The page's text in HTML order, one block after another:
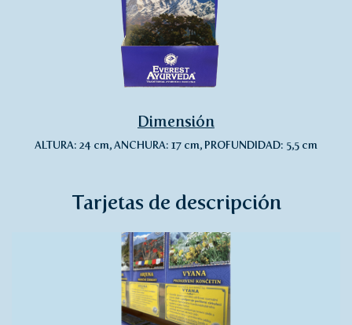
Dimensión
ALTURA: 24 cm, ANCHURA: 17 cm, PROFUNDIDAD: 5,5 cm
Tarjetas de descripción